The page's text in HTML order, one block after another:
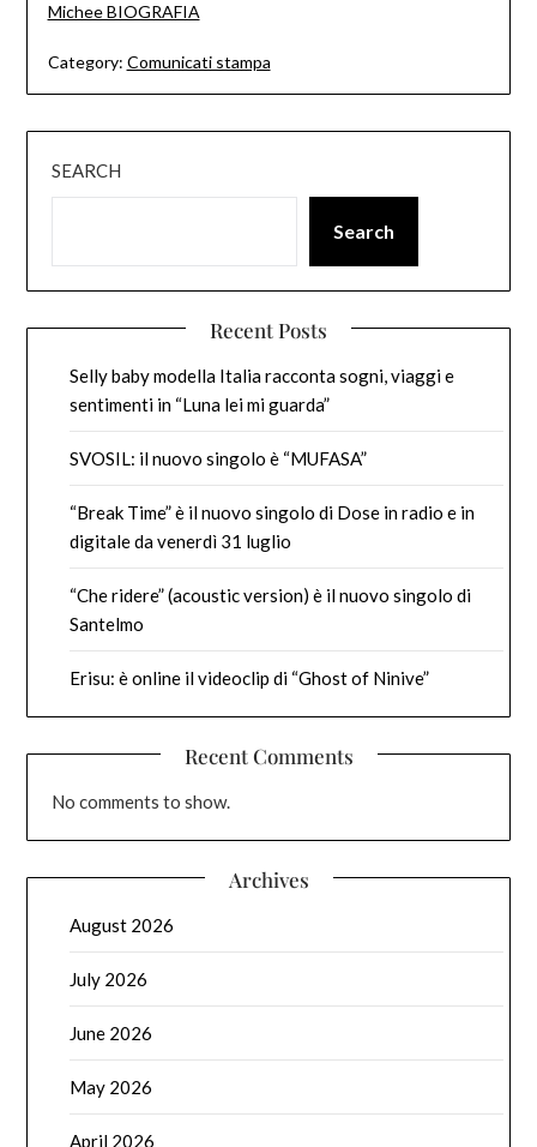
Michee BIOGRAFIA
Category: Comunicati stampa
SEARCH
Search
Recent Posts
Selly baby modella Italia racconta sogni, viaggi e
sentimenti in “Luna lei mi guarda”
SVOSIL: il nuovo singolo è “MUFASA”
“Break Time” è il nuovo singolo di Dose in radio e in
digitale da venerdì 31 luglio
“Che ridere” (acoustic version) è il nuovo singolo di
Santelmo
Erisu: è online il videoclip di “Ghost of Ninive”
Recent Comments
No comments to show.
Archives
August 2026
July 2026
June 2026
May 2026
April 2026